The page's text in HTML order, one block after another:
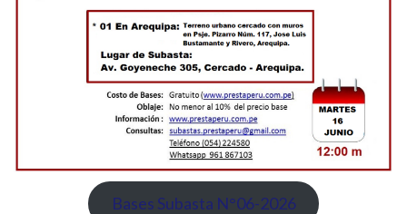
Bases Subasta N°06-2026